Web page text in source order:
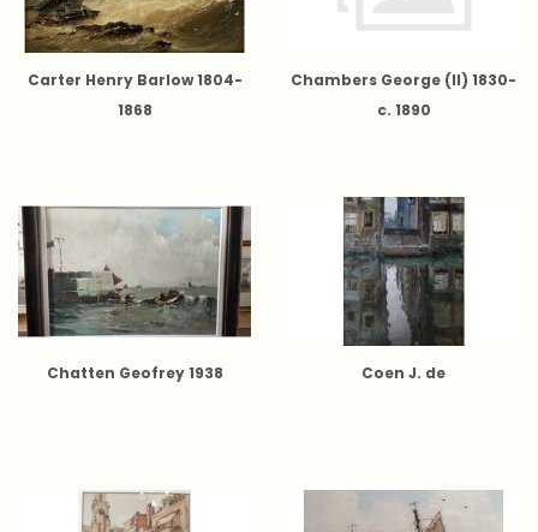
Carter Henry Barlow 1804-
1868
Chambers George (II) 1830-
c. 1890
Chatten Geofrey 1938 Coen J. de